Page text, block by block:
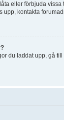
eller förbjuda vissa
upp, kontakta
du laddat upp, gå